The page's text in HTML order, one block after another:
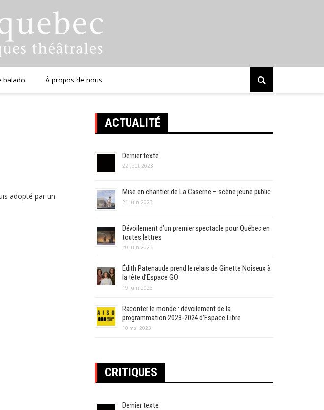
balado À propos de nous
adopté par un
ACTUALITÉ
Dernier texte
22 août 2023
Mise en chantier de La Caserne – scène jeune public
21 juin 2023
Dévoilement d’un premier spectacle pour Québec en
toutes lettres
20 juin 2023
Édith Patenaude prend le relais de Ginette Noiseux à
la tête d’Espace GO
19 juin 2023
Raconter le monde : dévoilement de la
programmation 2023-2024 d’Espace Libre
18 mai 2023
CRITIQUES
Dernier texte